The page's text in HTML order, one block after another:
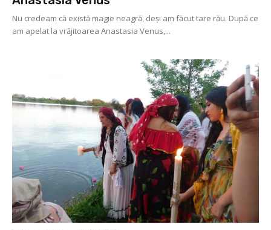
Nu credeam că există magie neagră, deși am făcut tare rău. După ce
am apelat la vrăjitoarea Anastasia Venus,...